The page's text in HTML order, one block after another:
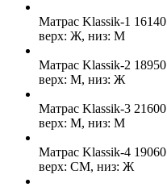
Матрас Klassik-1 16140
верх: Ж, низ: М
Матрас Klassik-2 18950
верх: М, низ: Ж
Матрас Klassik-3 21600
верх: М, низ: М
Матрас Klassik-4 19060
верх: СМ, низ: Ж